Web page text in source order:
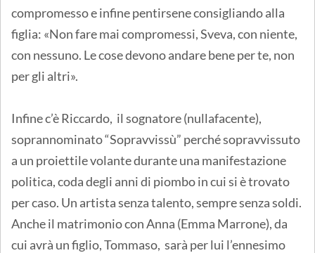
compromesso e infine pentirsene consigliando alla
figlia: «Non fare mai compromessi, Sveva, con niente,
con nessuno. Le cose devono andare bene per te, non
per gli altri».
Infine c’è Riccardo, il sognatore (nullafacente),
soprannominato “Sopravvissù” perché sopravvissuto
a un proiettile volante durante una manifestazione
politica, coda degli anni di piombo in cui si è trovato
per caso. Un artista senza talento, sempre senza soldi.
Anche il matrimonio con Anna (Emma Marrone), da
cui avrà un figlio, Tommaso, sarà per lui l’ennesimo